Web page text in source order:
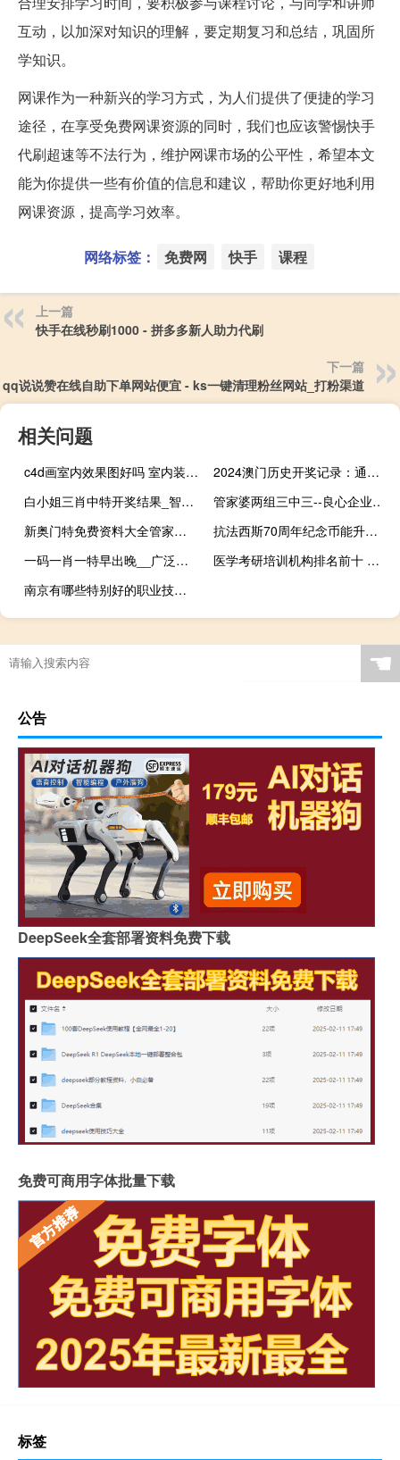
互动，以加深对知识的理解，要定期复习和总结，巩固所
学知识。
网课作为一种新兴的学习方式，为人们提供了便捷的学习
途径，在享受免费网课资源的同时，我们也应该警惕快手
代刷超速等不法行为，维护网课市场的公平性，希望本文
能为你提供一些有价值的信息和建议，帮助你更好地利用
网课资源，提高学习效率。
网络标签： 免费网 快手 课程
上一篇
快手在线秒刷1000 - 拼多多新人助力代刷
下一篇
qq说说赞在线自助下单网站便宜 - ks一键清理粉丝网站_打粉渠道
相关问题
c4d画室内效果图好吗 室内装饰设计效果图
2024澳门历史开奖记录：通俗的精确AI分析-1332.3D.A181
白小姐三肖中特开奖结果_智能AI深度解析_百家号版v47.08.353
管家婆两组三中三--良心企业，值得支持--安卓版067.755
新奥门特免费资料大全管家婆料：k8国际-整合大数据解释落实-2158.V1.141
抗法西斯70周年纪念币能升值吗 反法西斯70周年纪念币
一码一肖一特早出晚__广泛的解释落实-2672.3D.A590
医学考研培训机构排名前十 考研培训机构哪个靠谱
南京有哪些特别好的职业技术学院 南京正德职业技术学院
☚
公告
DeepSeek全套部署资料免费下载
免费可商用字体批量下载
标签